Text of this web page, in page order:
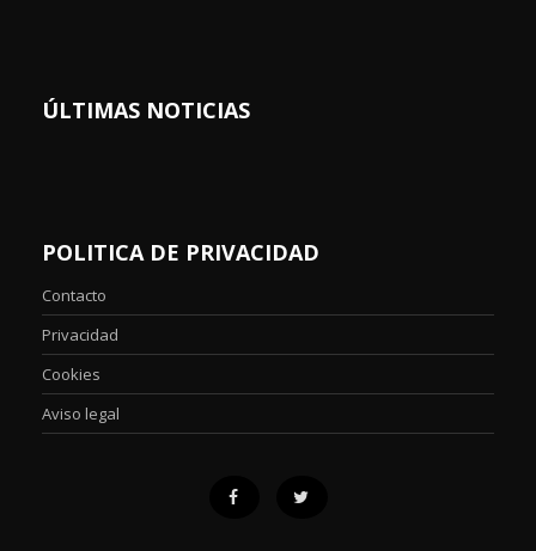
ÚLTIMAS NOTICIAS
POLITICA DE PRIVACIDAD
Contacto
Privacidad
Cookies
Aviso legal